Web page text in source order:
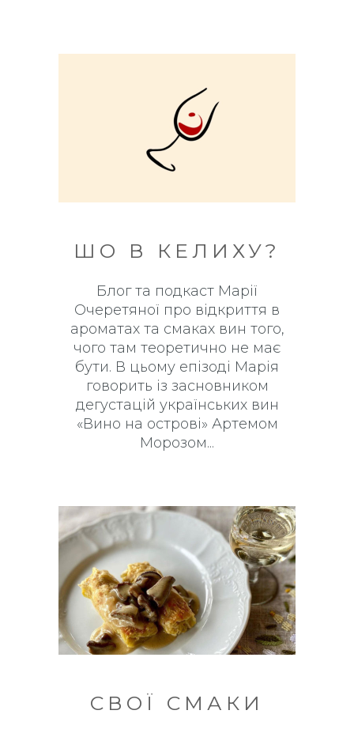
ШО В КЕЛИХУ?
Блог та подкаст Марії
Очеретяної про відкриття в
ароматах та смаках вин того,
чого там теоретично не має
бути. В цьому епізоді Марія
говорить із засновником
дегустацій українських вин
«Вино на острові» Артемом
Морозом
СВОЇ СМАКИ